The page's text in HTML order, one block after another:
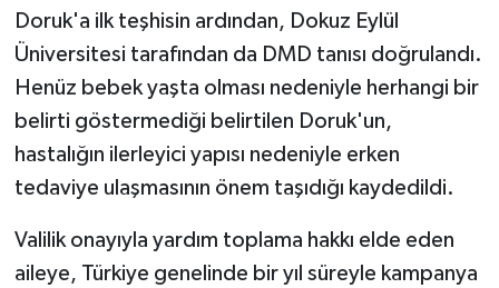
Doruk'a ilk teşhisin ardından, Dokuz Eylül
Üniversitesi tarafından da DMD tanısı doğrulandı.
Henüz bebek yaşta olması nedeniyle herhangi bir
belirti göstermediği belirtilen Doruk'un,
hastalığın ilerleyici yapısı nedeniyle erken
tedaviye ulaşmasının önem taşıdığı kaydedildi.
Valilik onayıyla yardım toplama hakkı elde eden
aileye, Türkiye genelinde bir yıl süreyle kampanya